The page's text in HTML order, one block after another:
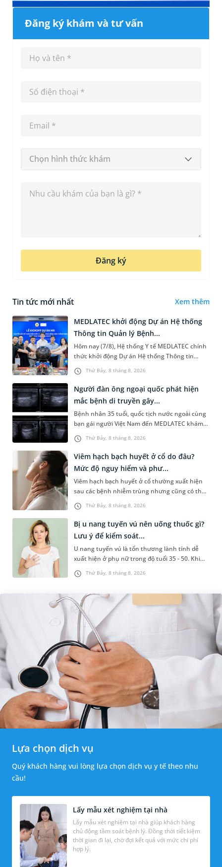
Đăng ký khám và tư vấn
Chọn hình thức khám
Đăng ký
Tin tức mới nhất Xem thêm
Thứ Bảy, 8 tháng 8, 2026
MEDLATEC khởi động Dự án Hệ thống
Thông tin Quản lý Bệnh...
Hôm nay (7/8), Hệ thống Y tế MEDLATEC chính
thức khởi động Dự án Hệ thống Thông tin
Quản lý Bệnh viện (HIS - Hospital Information
System) giai đoạn mới. Dự á...
Thứ Bảy, 8 tháng 8, 2026
Người đàn ông ngoại quốc phát hiện
mắc bệnh di truyền gây...
Bệnh nhân 35 tuổi, quốc tịch nước ngoài cùng
bạn gái người Việt Nam đến MEDLATEC khám
sức khỏe tiền hôn nhân. Qua thăm khám và
làm các xét nghiệm chuyên sâu,...
Thứ Bảy, 8 tháng 8, 2026
Viêm hạch bạch huyết ở cổ do đâu?
Mức độ nguy hiểm và phư...
Viêm hạch bạch huyết ở cổ thường xuất hiện
sau các bệnh nhiễm trùng nhưng cũng có thể
liên quan đến lao hạch hoặc ung thư. Để tìm
hiểu nguyên nhân gây viêm,...
Thứ Bảy, 8 tháng 8, 2026
Bị u nang tuyến vú nên uống thuốc gì?
Lưu ý để kiểm soát...
U nang tuyến vú là tổn thương lành tính dễ
xuất hiện ở phụ nữ trong độ tuổi 35 - 50. Khi
được chẩn đoán mắc bệnh, nhiều người
thường băn khoăn u nang tuyến v...
Lựa chọn dịch vụ
Quý khách hàng vui lòng lựa chọn dịch vụ y tế theo nhu
cầu!
Lấy mẫu xét nghiệm tại nhà
Lấy mẫu xét nghiệm tại nhà giúp khách hàng
chủ động tầm soát bệnh lý. Đồng thời tiết kiệm
thời gian đi lại, chờ đợi kết quả với mức chi phí
hợp lý.